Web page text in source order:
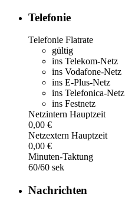
Telefonie
Telefonie Flatrate
gültig
ins Telekom-Netz
ins Vodafone-Netz
ins E-Plus-Netz
ins Telefonica-Netz
ins Festnetz
Netzintern Hauptzeit
0,00 €
Netzextern Hauptzeit
0,00 €
Minuten-Taktung
60/60 sek
Nachrichten